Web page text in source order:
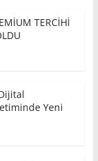
TERCİHİ
Yeni